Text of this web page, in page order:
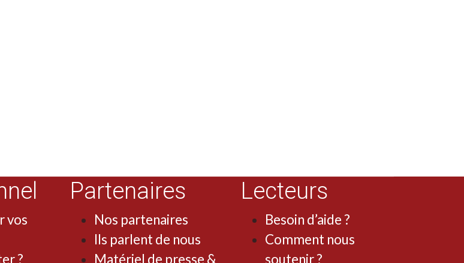
vos
?
Partenaires
Nos partenaires
Ils parlent de nous
Matériel de presse &
Lecteurs
Besoin d’aide ?
Comment nous
soutenir ?